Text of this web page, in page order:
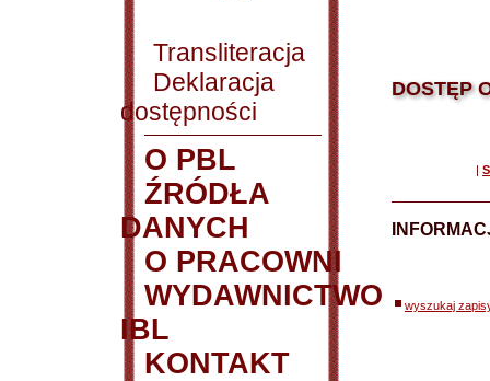
Transliteracja
Deklaracja
dostępności
O PBL
ŹRÓDŁA
DANYCH
O PRACOWNI
WYDAWNICTWO
IBL
KONTAKT
DOSTĘP
|
wyszukaj